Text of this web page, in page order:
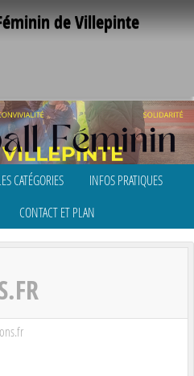
de Villepinte
CATÉGORIES
INFOS PRATIQUES
CONTACT ET PLAN